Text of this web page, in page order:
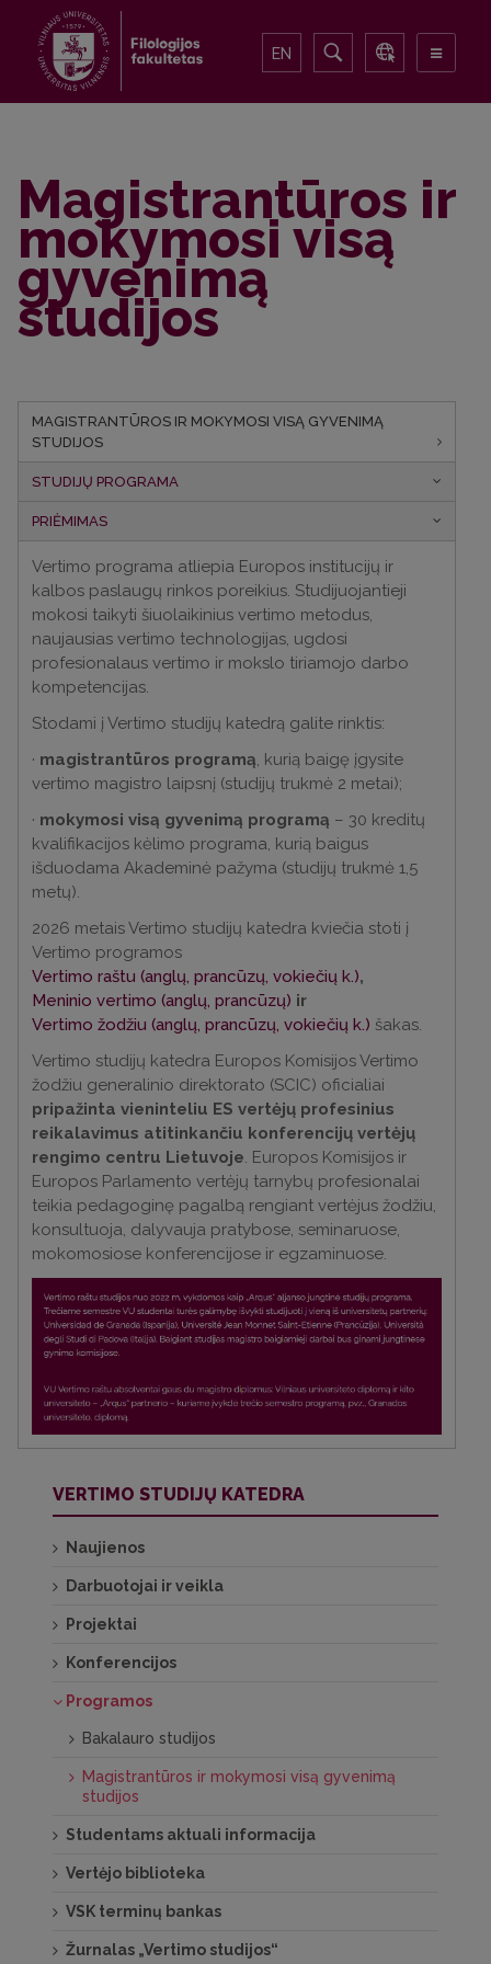
EN
Magistrantūros ir
mokymosi visą
gyvenimą
studijos
MAGISTRANTŪROS IR MOKYMOSI VISĄ GYVENIMĄ
STUDIJOS
STUDIJŲ PROGRAMA
PRIĖMIMAS
Vertimo programa atliepia Europos institucijų ir
kalbos paslaugų rinkos poreikius. Studijuojantieji
mokosi taikyti šiuolaikinius vertimo metodus,
naujausias vertimo technologijas, ugdosi
profesionalaus vertimo ir mokslo tiriamojo darbo
kompetencijas.
Stodami į Vertimo studijų katedrą galite rinktis:
· magistrantūros programą, kurią baigę įgysite
vertimo magistro laipsnį (studijų trukmė 2 metai);
· mokymosi visą gyvenimą programą – 30 kreditų
kvalifikacijos kėlimo programa, kurią baigus
išduodama Akademinė pažyma (studijų trukmė 1,5
metų).
2026 metais Vertimo studijų katedra kviečia stoti į
Vertimo programos
Vertimo raštu (anglų, prancūzų, vokiečių k.),
Meninio vertimo (anglų, prancūzų) ir
Vertimo žodžiu (anglų, prancūzų, vokiečių k.) šakas.
Vertimo studijų katedra Europos Komisijos Vertimo
žodžiu generalinio direktorato (SCIC) oficialiai
pripažinta vieninteliu ES vertėjų profesinius
reikalavimus atitinkančiu konferencijų vertėjų
rengimo centru Lietuvoje. Europos Komisijos ir
Europos Parlamento vertėjų tarnybų profesionalai
teikia pedagoginę pagalbą rengiant vertėjus žodžiu,
konsultuoja, dalyvauja pratybose, seminaruose,
mokomosiose konferencijose ir egzaminuose.
VERTIMO STUDIJŲ KATEDRA
Naujienos
Darbuotojai ir veikla
Projektai
Konferencijos
Programos
Bakalauro studijos
Magistrantūros ir mokymosi visą gyvenimą
studijos
Studentams aktuali informacija
Vertėjo biblioteka
VSK terminų bankas
Žurnalas „Vertimo studijos“